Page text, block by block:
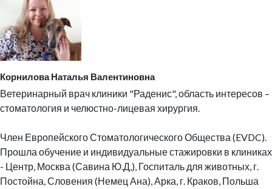
Корнилова Наталья Валентиновна
Ветеринарный врач клиники "Раденис", область интересов –
стоматология и челюстно-лицевая хирургия.
Член Европейского Стоматологического Общества (EVDC).
Прошла обучение и индивидуальные стажировки в клиниках
- Центр, Москва (Савина Ю.Д,), Госпиталь для животных, г.
Постойна, Словения (Немец Ана), Арка, г. Краков, Польша